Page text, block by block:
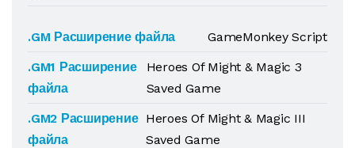
.GM Расширение файла
GameMonkey Script
.GM1 Расширение
файла
Heroes Of Might & Magic 3
Saved Game
.GM2 Расширение
файла
Heroes Of Might & Magic III
Saved Game